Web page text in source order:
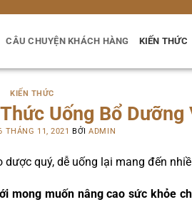
CÂU CHUYỆN KHÁCH HÀNG KIẾN THỨC
KIẾN THỨC
Uống Bổ Dưỡng
THÁNG 11, 2021 BỞIADMIN
quý, dễ uống lại mang đến
mong muốn nâng cao sức khỏe